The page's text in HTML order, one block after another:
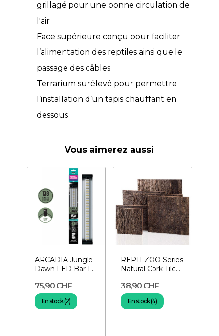
grillagé pour une bonne circulation de
l'air
Face supérieure conçu pour faciliter
l’alimentation des reptiles ainsi que le
passage des câbles
Terrarium surélevé pour permettre
l’installation d’un tapis chauffant en
dessous
Vous aimerez aussi
ARCADIA Jungle
Dawn LED Bar 15
pour terrarium
75,90 CHF
En stock (2)
REPTI ZOO Series
Natural Cork Tile
45 cm-...
38,90 CHF
En stock (4)